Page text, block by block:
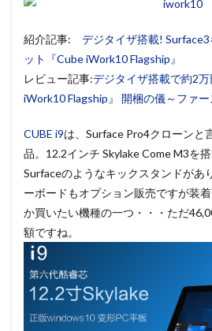
紹介記事: デジタイザ搭載!
ット『Cube iWork10 Flagship』
レビュー記事:デジタイザ搭載で約2
iWork10 Flagship』 開梱の儀～ファ
CUBE i9は、Surface Pro4クローンと
品。12.2インチ Skylake Come M3を
Surfaceのようなキックスタンドがあ
ーボードもオプション販売ですが装
か買いたい機種の一つ・・・ただ
額ですね。